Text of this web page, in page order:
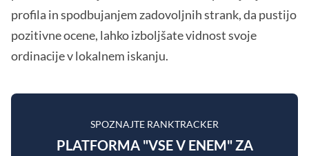
profila in spodbujanjem zadovoljnih strank, da pustijo
pozitivne ocene, lahko izboljšate vidnost svoje
ordinacije v lokalnem iskanju.
SPOZNAJTE RANKTRACKER
PLATFORMA "VSE V ENEM" ZA